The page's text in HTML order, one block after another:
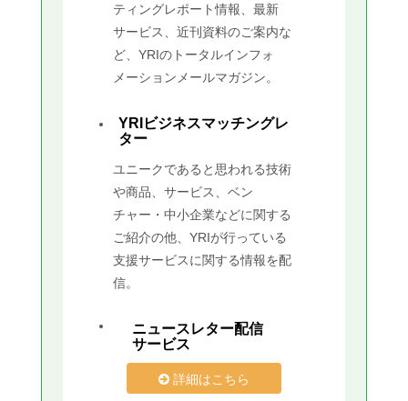
ティングレポート情報、最新
サービス、近刊資料のご案内な
ど、YRIのトータルインフォ
メーションメールマガジン。
YRIビジネスマッチングレ
ター
ユニークであると思われる技術
や商品、サービス、ベン
チャー・中小企業などに関する
ご紹介の他、YRIが行っている
支援サービスに関する情報を配
信。
ニュースレター配信
サービス
詳細はこちら